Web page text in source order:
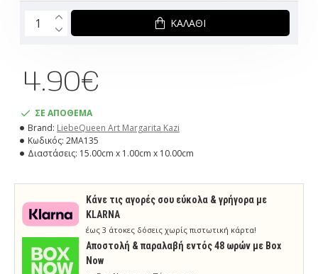
ΣΕ ΑΠΟΘΕΜΑ
Brand: LiebeQueen Art Margarita Kazi
Κωδικός: 2MA135
Διαστάσεις: 15.00cm x 1.00cm x 10.00cm
4.90€
ΚΑΛΆΘΙ
Κάνε τις αγορές σου εύκολα & γρήγορα με
KLARNA
έως 3 άτοκες δόσεις χωρίς πιστωτική κάρτα!
Aποστολή & παραλαβή εντός 48 ωρών με Box
Now